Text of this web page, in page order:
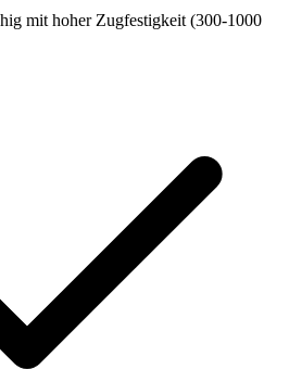
mit hoher Zugfestigkeit (300-1000